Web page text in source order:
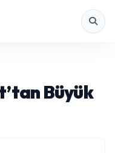
Büyük